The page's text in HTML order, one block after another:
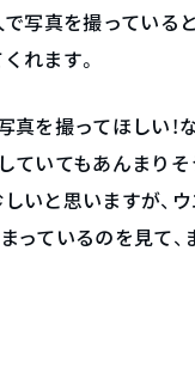
で写真を撮っている
れます。
真を撮ってほしい！
ていてもあんまり
いと思いますが、
っているのを見て、